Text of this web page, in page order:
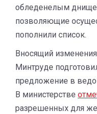
обледенелым
позволяющие
пополнили список.
Вносящий
Минтруде
предложение в
В министерстве
разрешенных для